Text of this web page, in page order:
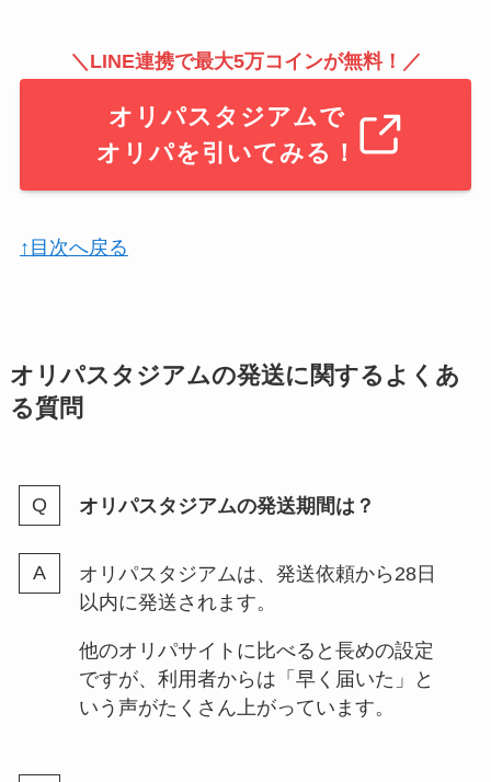
＼LINE連携で最大5万コインが無料！／
オリパスタジアムで
オリパを引いてみる！
↑目次へ戻る
オリパスタジアムの発送に関するよくあ
る質問
オリパスタジアムの発送期間は？
オリパスタジアムは、発送依頼から28日
以内に発送されます。
他のオリパサイトに比べると長めの設定
ですが、利用者からは「早く届いた」と
いう声がたくさん上がっています。